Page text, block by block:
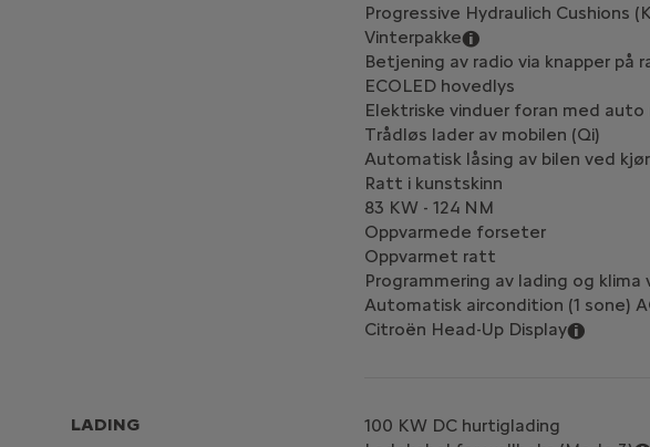
Progressive Hydraulich Cushions
Vinterpakke
Betjening av radio via knapper på
ECOLED hovedlys
Elektriske vinduer foran med
Trådløs lader av mobilen (Qi)
Automatisk låsing av bilen ved
Ratt i kunstskinn
83 KW - 124 NM
Oppvarmede forseter
Oppvarmet ratt
Programmering av lading og klima
Automatisk aircondition (1 sone)
Citroën Head-Up Display
LADING
100 KW DC hurtiglading